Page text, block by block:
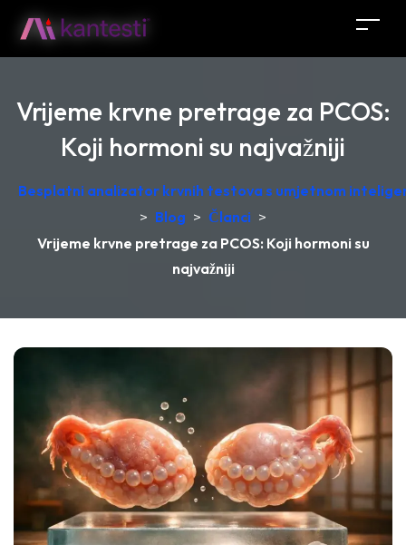
Vrijeme krvne pretrage za PCOS:
Koji hormoni su najvažniji
Besplatni analizator krvnih testova s umjetnom
> Blog > Članci >
Vrijeme krvne pretrage za PCOS: Koji hormoni su
najvažniji